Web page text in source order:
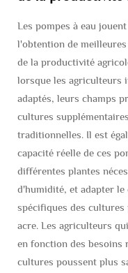
Les pompes à eau
l'obtention de
de la productivité
lorsque les agriculteurs
adaptés, leurs champs
cultures
traditionnelles. Il est
capacité réelle de ces
différentes plantes
d'humidité, et adapter le
spécifiques des
acre. Les agriculteurs
en fonction des besoins
cultures poussent plus